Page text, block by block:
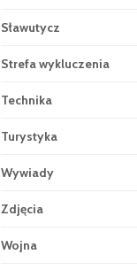
Sławutycz
Strefa wykluczenia
Technika
Turystyka
Wywiady
Zdjęcia
Wojna